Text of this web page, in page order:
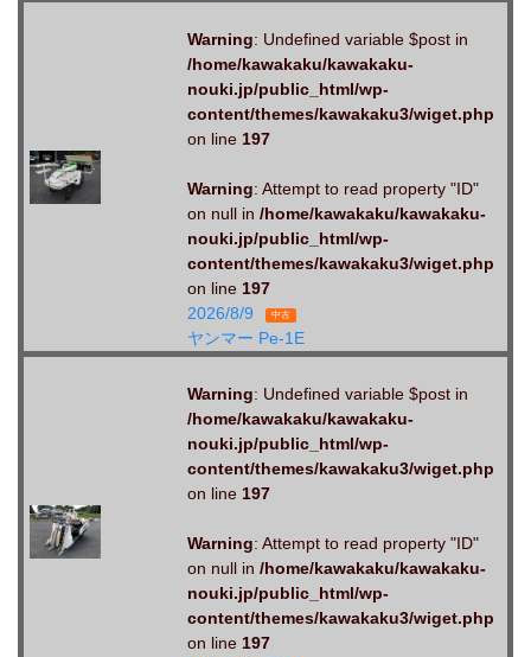
Warning: Undefined variable $post in
/home/kawakaku/kawakaku-
nouki.jp/public_html/wp-
content/themes/kawakaku3/wiget.php
on line 197
Warning: Attempt to read property "ID"
on null in /home/kawakaku/kawakaku-
nouki.jp/public_html/wp-
content/themes/kawakaku3/wiget.php
on line 197
2026/8/9
中古
ヤンマー Pe-1E
Warning: Undefined variable $post in
/home/kawakaku/kawakaku-
nouki.jp/public_html/wp-
content/themes/kawakaku3/wiget.php
on line 197
Warning: Attempt to read property "ID"
on null in /home/kawakaku/kawakaku-
nouki.jp/public_html/wp-
content/themes/kawakaku3/wiget.php
on line 197